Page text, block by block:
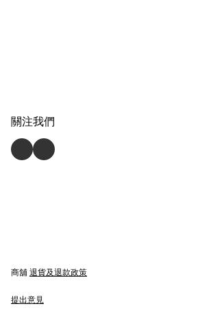
關注我們
商舖 退貨及退款政策
提出意見